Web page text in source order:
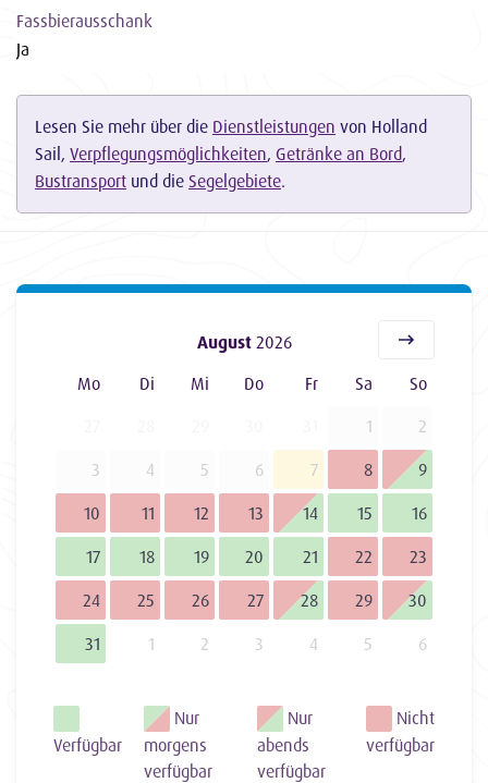
Fassbierausschank
Ja
Lesen Sie mehr über die Dienstleistungen von Holland
Sail, Verpflegungsmöglichkeiten, Getränke an Bord,
Bustransport und die Segelgebiete.
August 2026
Mo
Di Mi Do Fr Sa
So
1
2
3
4 5 6 7 8
9
10
11 12 13 14 15
16
17
18 19 20 21 22
23
24
25 26 27 28 29
30
31
1 2 3 4 5 6
Verfügbar
Nur
morgens
verfügbar
Nur
abends
verfügbar
Nicht
verfügbar